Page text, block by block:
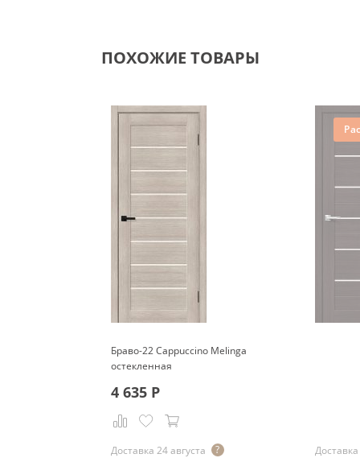
ПОХОЖИЕ ТОВАРЫ
Браво-22 Cappuccino Melinga
остекленная
4 635Р
Доставка 24 августа Доставка